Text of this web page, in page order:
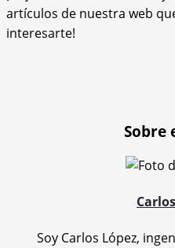
artículos de nuestra web
interesarte!
Sobre
Soy Carlos López,